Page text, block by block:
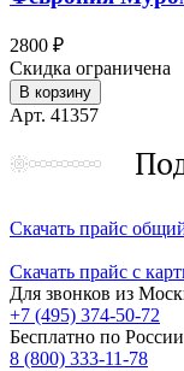
2800 ₽
Скидка ограничена
В корзину
Арт. 41357
Скачать прайс
Скачать прайс с
Для звонков из
+7 (495) 374-50-72
Бесплатно по России
8 (800) 333-11-78